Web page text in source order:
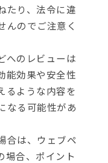
たり、法令に違
んのでご注意く
へのレビューは
能効果や安全性
るような内容を
なる可能性があ
合は、ウェブペ
場合、ポイント